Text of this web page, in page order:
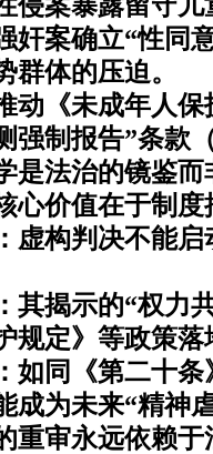
奸案确立“性同
群体的压迫。
动《未成年人
强制报告”条款
是法治的镜鉴而
心价值在于制度
：虚构判决不能
：其揭示的“权力
规定》等政策落
：如同《第二十
成为未来“精神
重审永远依赖于